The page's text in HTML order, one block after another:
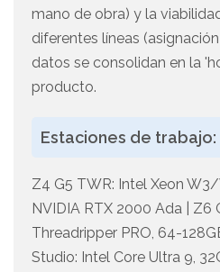
mano de obra) y la
diferentes líneas
datos se consolidan en la
producto.
Estaciones de trabajo:
Z4 G5 TWR: Intel Xeon
NVIDIA RTX 2000 Ada | Z6
Threadripper PRO, 64-
Studio: Intel Core Ultra 9,